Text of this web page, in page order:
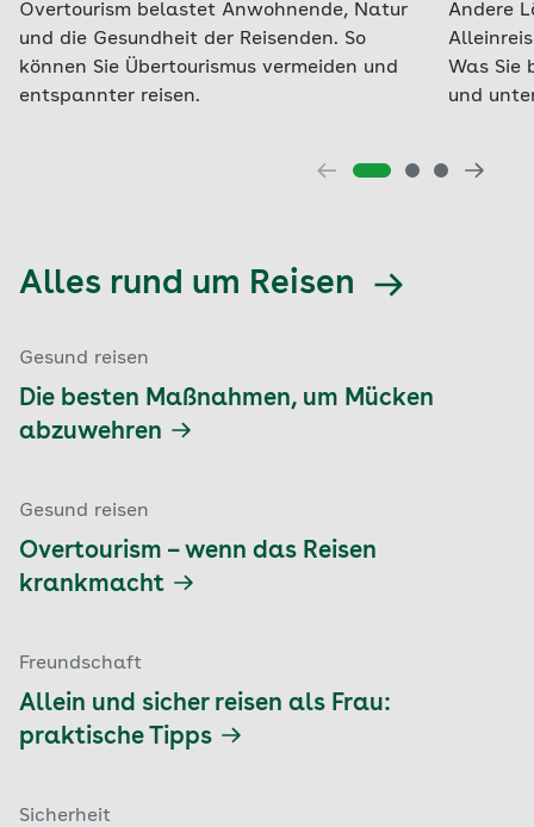
Overtourism belastet Anwohnende, Natur
und die Gesundheit der Reisenden. So
können Sie Übertourismus vermeiden und
entspannter reisen.
Andere
Was Sie
und
Alles rund um Reisen
Gesund reisen
Die besten Maßnahmen, um Mücken
abzuwehren
Gesund reisen
Overtourism – wenn das Reisen
krankmacht
Freundschaft
Allein und sicher reisen als Frau:
praktische Tipps
Sicherheit